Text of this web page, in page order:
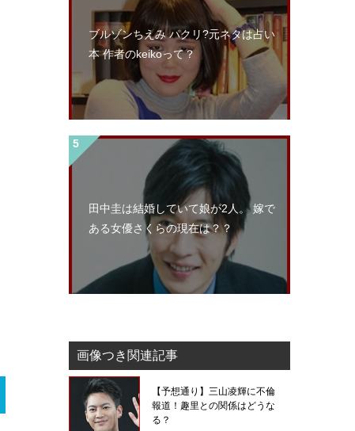
ブルゾンちえみ パクリ?元ネタは占い
本 作者のkeikoって？
田中圭は結婚していて娘が2人。 嫁で
ある女優さくらの現在は？？
画像つき関連記事
【予想通り】三山凌輝に不倫
報道！趣里との関係はどうな
る？